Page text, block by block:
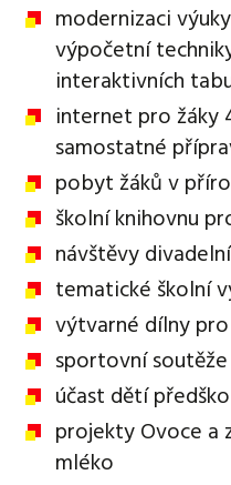
modernizaci
výpočetní
interaktivních
internet pro žáky
samostatné
pobyt žáků v
školní knihovnu
návštěvy
tematické školní
výtvarné dílny
sportovní
účast dětí
projekty Ovoce a
mléko